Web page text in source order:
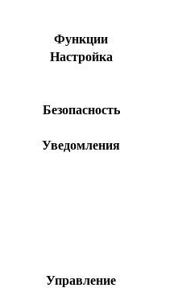
Функции
Настройка
Безопасность
Уведомления
Управление